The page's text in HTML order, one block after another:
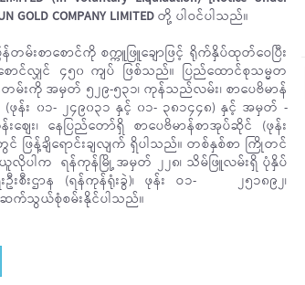
GOLD COMPANY LIMITEDတို့ ပါဝင်ပါသည်။
စာစောင်ကို စက္ကူဖြူချောဖြင့် ရိုက်နှိပ်ထုတ်ဝေပြီး
စောင်လျှင် ၄၅၀ ကျပ် ဖြစ်သည်။ ပြည်ထောင်စုသမ္မတ
တမ်းကို အမှတ် ၅၂၉-၅၃၁၊ ကုန်သည်လမ်း၊ စာပေဗိမာန်
ဖုန်း ၀၁- ၂၄၉၀၃၁ နှင့် ၀၁- ၃၈၁၄၄၈) နှင့် အမှတ် -
စျေး၊ နေပြည်တော်ရှိ စာပေဗိမာန်စာအုပ်ဆိုင် (ဖုန်း
ဖြန့်ချိရောင်းချလျက် ရှိပါသည်။ တစ်နှစ်စာ ကြိုတင်
လိုပါက ရန်ကုန်မြို့ အမှတ် ၂၂၈၊ သိမ်ဖြူလမ်းရှိ ပုံနှိပ်
ဦးစီးဌာန (ရန်ကုန်ရုံးခွဲ)၊ ဖုန်း ဝ၁- ၂၅၁၈၉၂၊
က်သွယ်စုံစမ်းနိုင်ပါသည်။